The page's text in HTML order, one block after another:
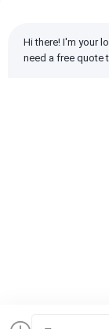
Hi there! I'm your
need a free quote